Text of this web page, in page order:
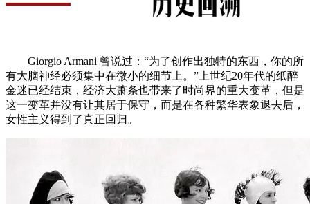
Giorgio Armani 曾说过：“为了创作出独特的东西，你的所
有大脑神经必须集中在微小的细节上。”上世纪20年代的纸醉
金迷已经结束，经济大萧条也带来了时尚界的重大变革，但是
这一变革并没有让其居于保守，而是在各种繁华表象退去后，
女性主义得到了真正回归。